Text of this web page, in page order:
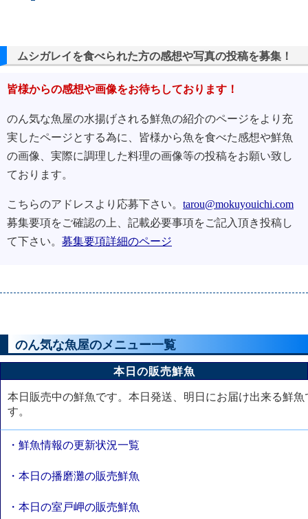
ムシガレイを食べられた方の感想や写真の投稿を募集！
皆様からの感想や画像をお待ちしております！
のん気な魚屋の水揚げされる鮮魚の紹介のページをより充
実したページとする為に、皆様から魚を食べた感想や鮮魚
の画像、実際に調理した料理の画像等の投稿をお願い致し
ております。
こちらのアドレスより応募下さい。 tarou@mokuyouichi.com
募集要項をご確認の上、記載必要事項をご記入頂き投稿し
て下さい。 募集要項詳細のページ
のん気な魚屋のメニュー一覧
本日の販売鮮魚
本日販売中の鮮魚です。本日発送、明日にお届け出来る鮮魚
す。
・鮮魚情報の更新状況一覧
・本日の播磨灘の販売鮮魚
・本日の室戸岬の販売鮮魚